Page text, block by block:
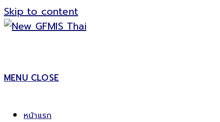
Skip to content
MENU CLOSE
หน้าแรก